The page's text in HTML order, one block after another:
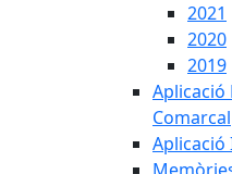
2021
2020
2019
Aplicació
Comarcal